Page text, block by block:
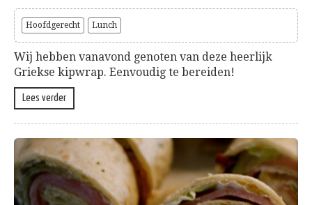
Hoofdgerecht Lunch
Wij hebben vanavond genoten van deze heerlijk
Griekse kipwrap. Eenvoudig te bereiden!
Lees verder